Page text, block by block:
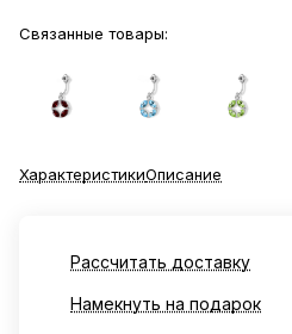
Связанные товары:
ХарактеристикиОписание
Рассчитать доставку
Намекнуть на подарок